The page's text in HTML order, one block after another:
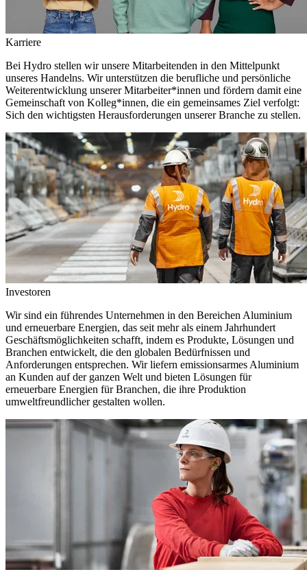
Karriere
Bei Hydro stellen wir unsere Mitarbeitenden in den Mittelpunkt
unseres Handelns. Wir unterstützen die berufliche und persönliche
Weiterentwicklung unserer Mitarbeiter*innen und fördern damit eine
Gemeinschaft von Kolleg*innen, die ein gemeinsames Ziel verfolgt:
Sich den wichtigsten Herausforderungen unserer Branche zu stellen.
Investoren
Wir sind ein führendes Unternehmen in den Bereichen Aluminium
und erneuerbare Energien, das seit mehr als einem Jahrhundert
Geschäftsmöglichkeiten schafft, indem es Produkte, Lösungen und
Branchen entwickelt, die den globalen Bedürfnissen und
Anforderungen entsprechen. Wir liefern emissionsarmes Aluminium
an Kunden auf der ganzen Welt und bieten Lösungen für
erneuerbare Energien für Branchen, die ihre Produktion
umweltfreundlicher gestalten wollen.